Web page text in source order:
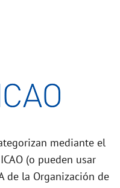
mediante el
(o pueden usar
de la Organización de